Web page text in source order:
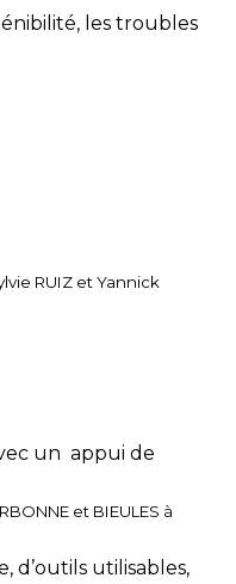
les troubles
RUIZ et Yannick
un appui de
et BIEULES à
d’outils utilisables,